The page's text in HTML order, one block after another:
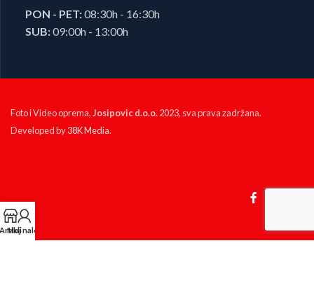
PON - PET:08:30h - 16:30h
SUB:09:00h - 13:00h
Foto i Video oprema,Josipovic d.o.o.2023, sva prava zadržana.
Developed by38K Media.
KP Izlog
Artikli
Moj nalog